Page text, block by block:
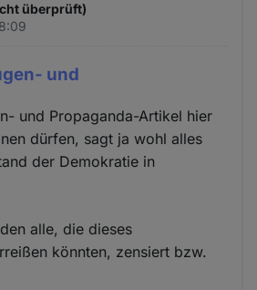
überprüft)
und
und Propaganda-Artikel hier
dürfen, sagt ja wohl alles
der Demokratie in
alle, die dieses
könnten, zensiert bzw.